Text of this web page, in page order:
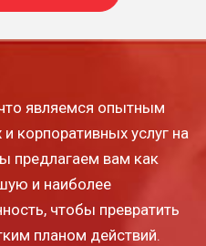
являемся опытным
корпоративных услуг на
предлагаем вам как
и наиболее
чтобы превратить
планом действий.